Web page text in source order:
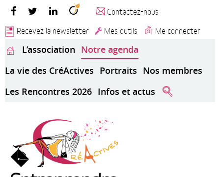
Contactez-nous
Recevez la newsletter
Mes outils Me connecter
L’association Notre agenda
La vie des CréActives Portraits Nos membres
Les Rencontres 2026 Infos et actus